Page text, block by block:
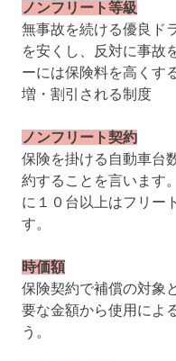
ノンフリート等級
無事故を続ける優良ド
を安くし、反対に事故
ーには保険料を高くす
増・割引される制度
ノンフリート契約
保険を掛ける自動車台
約することを言います
に１０台以上はフリー
す。
時価額
保険契約で補償の対象
要な金額から使用によ
う。